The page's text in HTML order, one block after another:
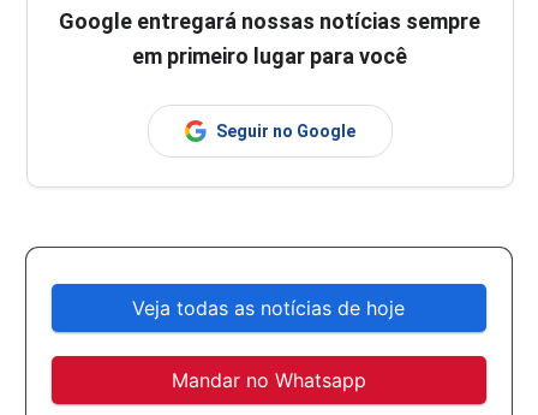
Google entregará nossas notícias sempre
em primeiro lugar para você
Seguir no Google
Veja todas as notícias de hoje
Mandar no Whatsapp